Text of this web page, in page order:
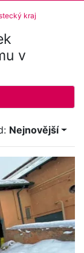
kraj
v
Nejnovější